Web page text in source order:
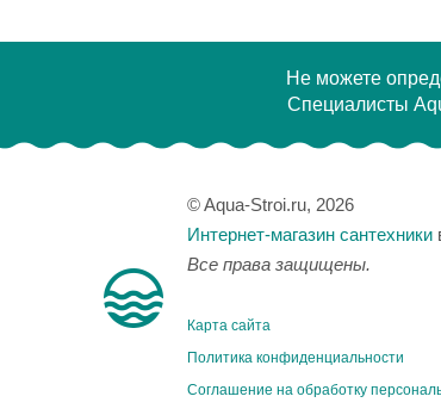
Не можете
Специалисты
© Aqua-Stroi.ru, 2026
Интернет-магазин сантехники
Все права защищены.
Карта сайта
Политика конфиденциальности
Соглашение на обработку